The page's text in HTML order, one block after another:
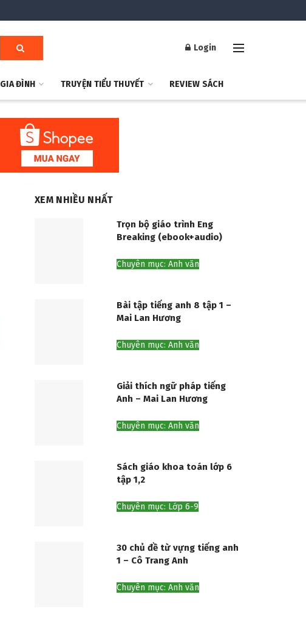
Login
GIA ĐÌNH TRUYỆN TIỂU THUYẾT REVIEW SÁCH
XEM NHIỀU NHẤT
Trọn bộ giáo trình Eng
Breaking (ebook+audio)
Chuyên mục: Anh văn
Bài tập tiếng anh 8 tập 1 –
Mai Lan Hương
Chuyên mục: Anh văn
Giải thích ngữ pháp tiếng
Anh – Mai Lan Hương
Chuyên mục: Anh văn
Sách giáo khoa toán lớp 6
tập 1,2
Chuyên mục: Lớp 6-9
30 chủ đề từ vựng tiếng anh
1 – Cô Trang Anh
Chuyên mục: Anh văn